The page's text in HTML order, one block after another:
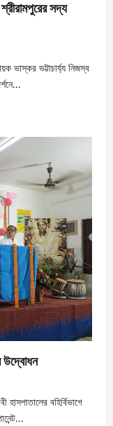
সদ্য
ভাস্কর ভট্টাচার্য্য নিজস্ব
উদ্বোধন
বহির্বিভাগে